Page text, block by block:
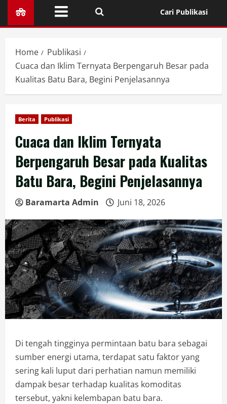
Cari Publikasi
Home
Publikasi
Cuaca dan Iklim Ternyata Berpengaruh Besar pada
Kualitas Batu Bara, Begini Penjelasannya
Berita Publikasi
Cuaca dan Iklim Ternyata
Berpengaruh Besar pada Kualitas
Batu Bara, Begini Penjelasannya
Baramarta Admin Juni 18, 2026
Di tengah tingginya permintaan batu bara sebagai
sumber energi utama, terdapat satu faktor yang
sering kali luput dari perhatian namun memiliki
dampak besar terhadap kualitas komoditas
tersebut, yakni kelembapan batu bara.